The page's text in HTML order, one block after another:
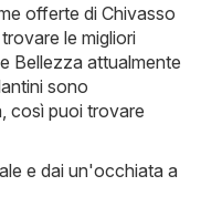
offerte di Chivasso
le migliori
Bellezza attualmente
sono
così puoi trovare
e dai un'occhiata a